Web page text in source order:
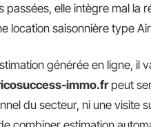
passées, elle intègre mal la
location saisonnière type
générée en ligne, il
immo.frpeut
du secteur, ni une visite